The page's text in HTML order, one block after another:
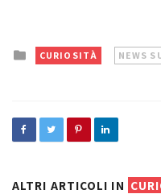
Posted
in
CURIOSITÀ NEWS
ALTRI ARTICOLI IN